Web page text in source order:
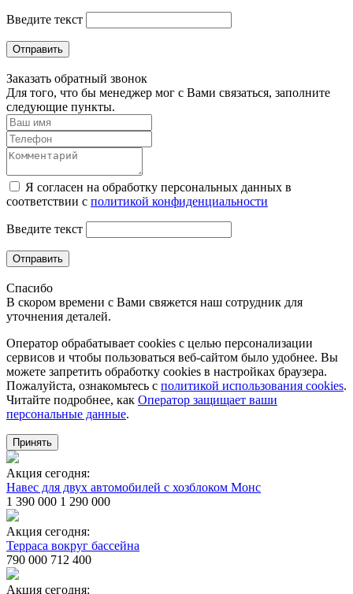
Введите текст
Отправить
Заказать обратный звонок
Для того, что бы менеджер мог с Вами связаться, заполните
следующие пункты.
Я согласен на обработку персональных данных в
соответствии с политикой конфиденциальности
Введите текст
Отправить
Спасибо
В скором времени с Вами свяжется наш сотрудник для
уточнения деталей.
Оператор обрабатывает cookies с целью персонализации
сервисов и чтобы пользоваться веб-сайтом было удобнее. Вы
можете запретить обработку сookies в настройках браузера.
Пожалуйста, ознакомьтесь с политикой использования cookies.
Читайте подробнее, как Оператор защищает ваши
персональные данные.
Принять
Акция сегодня:
Навес для двух автомобилей с хозблоком Монс
1 390 000 1 290 000
Акция сегодня:
Терраса вокруг бассейна
790 000 712 400
Акция сегодня: